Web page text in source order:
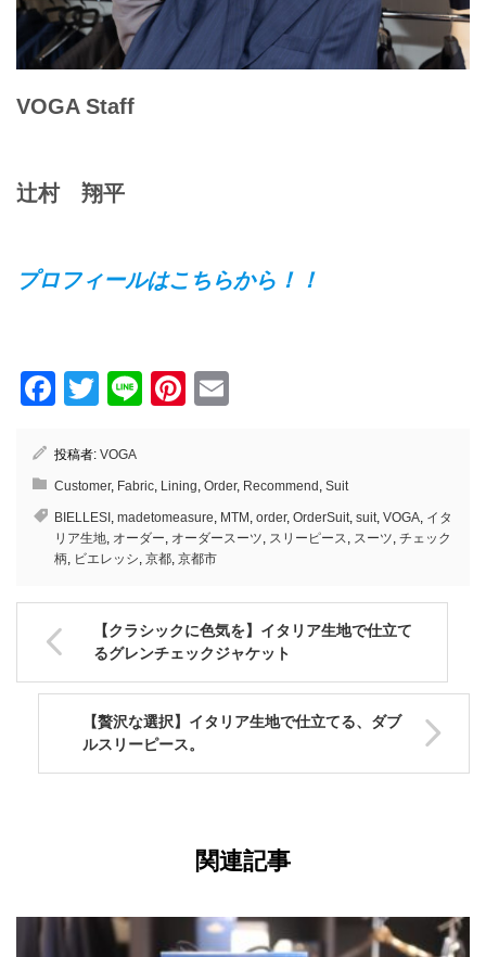
VOGA Staff
辻村 翔平
プロフィールはこちらから！！
Facebook
Twitter
LinePinterest
投稿者: VOGA
Customer, Fabric, Lining, Order, Recommend , Suit
BIELLESI , madetomeasure, MTM , order, OrderSuit, suit, VOGA, イタ
リア生地, オーダー, オーダースーツ, スリーピース, スーツ, チェック
柄, ビエレッシ, 京都, 京都市
【クラシックに色気を】イタリア生地で仕立て
るグレンチェックジャケット
【贅沢な選択】イタリア生地で仕立てる、ダブ
ルスリーピース。
関連記事